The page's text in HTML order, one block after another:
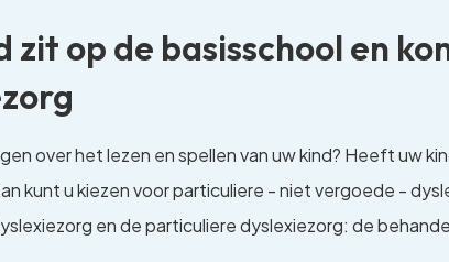
zit op de basisschool en
over het lezen en spellen van uw kind? Heeft uw
kunt u kiezen voor particuliere - niet vergoede -
en de particuliere dyslexiezorg: de